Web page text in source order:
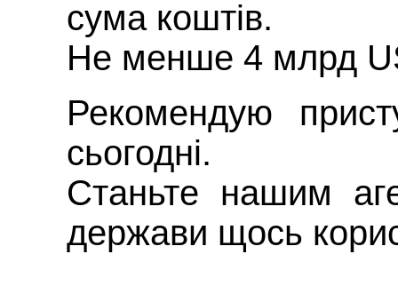
сума коштів.
Не менше 4 млрд
Рекомендую
сьогодні.
Станьте нашим
держави щось